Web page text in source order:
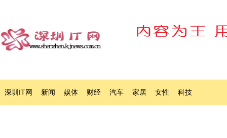
深圳IT网 新闻 娱体 财经 汽车 家居 女性 科技